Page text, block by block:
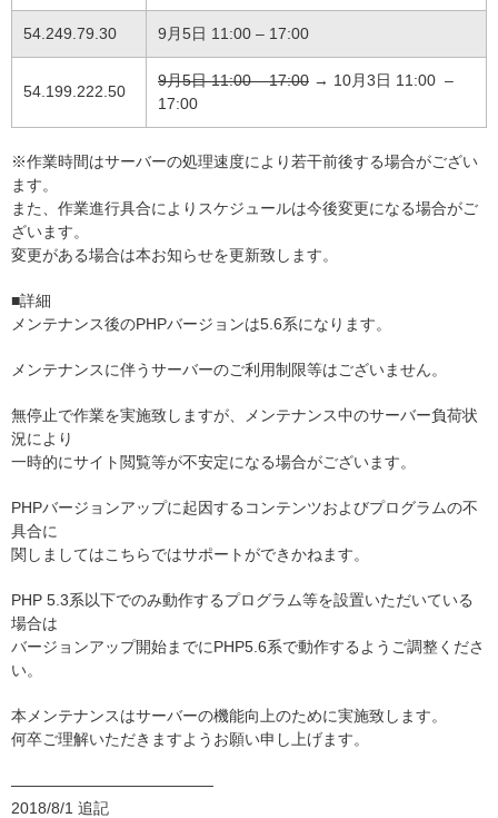
54.249.79.30 9月5日 11:00 – 17:00
54.199.222.50
9月5日 11:00 – 17:00 → 10月3日 11:00 –
17:00
※作業時間はサーバーの処理速度により若干前後する場合がござい
ます。
また、作業進行具合によりスケジュールは今後変更になる場合がご
ざいます。
変更がある場合は本お知らせを更新致します。
■詳細
メンテナンス後のPHPバージョンは5.6系になります。
メンテナンスに伴うサーバーのご利用制限等はございません。
無停止で作業を実施致しますが、メンテナンス中のサーバー負荷状
況により
一時的にサイト閲覧等が不安定になる場合がございます。
PHPバージョンアップに起因するコンテンツおよびプログラムの不
具合に
関しましてはこちらではサポートができかねます。
PHP 5.3系以下でのみ動作するプログラム等を設置いただいている
場合は
バージョンアップ開始までにPHP5.6系で動作するようご調整くださ
い。
本メンテナンスはサーバーの機能向上のために実施致します。
何卒ご理解いただきますようお願い申し上げます。
—————————————
2018/8/1 追記